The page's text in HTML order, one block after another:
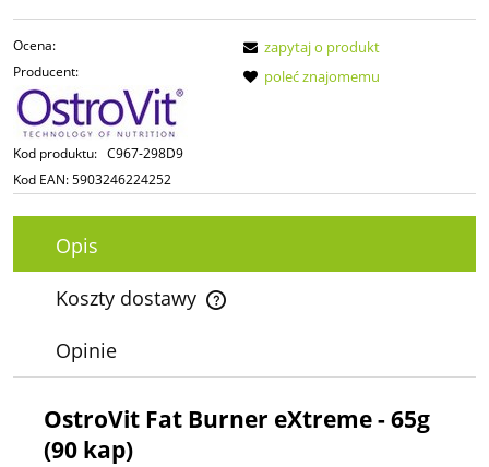
Ocena:
Producent:
Kod produktu: C967-298D9
Kod EAN:5903246224252
zapytaj o produkt
poleć znajomemu
Opis
Koszty dostawy
Cena nie zawiera ewentualnych kosztów płatności
Opinie
OstroVit Fat Burner eXtreme - 65g
(90 kap)